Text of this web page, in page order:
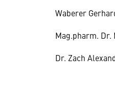
Waberer
Mag.pharm. Dr.
Dr. Zach